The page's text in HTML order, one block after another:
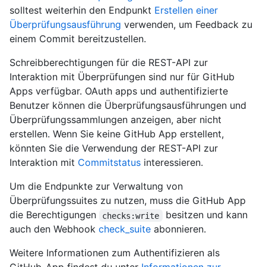
solltest weiterhin den Endpunkt Erstellen einer
Überprüfungsausführung verwenden, um Feedback zu
einem Commit bereitzustellen.
Schreibberechtigungen für die REST-API zur
Interaktion mit Überprüfungen sind nur für GitHub
Apps verfügbar. OAuth apps und authentifizierte
Benutzer können die Überprüfungsausführungen und
Überprüfungssammlungen anzeigen, aber nicht
erstellen. Wenn Sie keine GitHub App erstellent,
könnten Sie die Verwendung der REST-API zur
Interaktion mit Commitstatus interessieren.
Um die Endpunkte zur Verwaltung von
Überprüfungssuites zu nutzen, muss die GitHub App
die Berechtigungen
checks:write
besitzen und kann
auch den Webhook check_suite abonnieren.
Weitere Informationen zum Authentifizieren als